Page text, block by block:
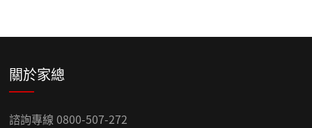
關於家總
諮詢專線 0800-507-272